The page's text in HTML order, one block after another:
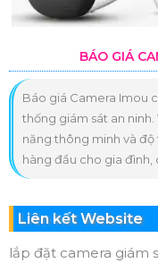
BÁO GIÁ
Báo giá Camera Imou
thống giám sát an
năng thông minh và
hàng đầu cho gia
Liên kết Website
lắp đặt camera giám